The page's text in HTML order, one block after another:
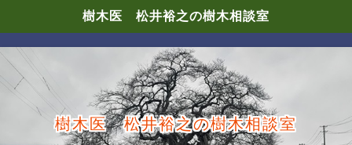
樹木医 松井裕之の樹木相談室
樹木医 松井裕之の樹木相談室